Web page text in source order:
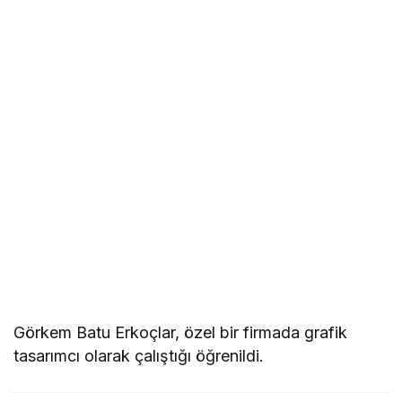
Görkem Batu Erkoçlar, özel bir firmada grafik
tasarımcı olarak çalıştığı öğrenildi.